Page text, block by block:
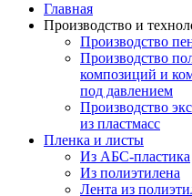
Главная
Производство и
Производство
Производство
композиций и
под давлением
Производство
из пластмасс
Пленка и листы
Из АБС-пластика
Из полиэтилена
Лента из